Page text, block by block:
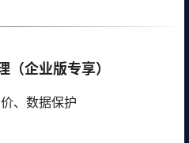
（企业版专享）
、数据保护